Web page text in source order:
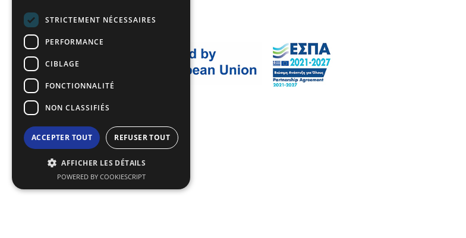
STRICTEMENT NÉCESSAIRES
PERFORMANCE
CIBLAGE
FONCTIONNALITÉ
NON CLASSIFIÉS
ACCEPTER TOUT REFUSER TOUT
AFFICHER LES DÉTAILS
POWERED BY COOKIESCRIPT